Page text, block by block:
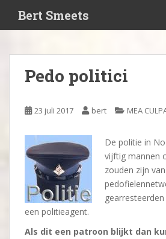
i
Bert Smeets
Pedo politici
23 juli 2017 bert MEA
De politie in
vijftig mannen
zouden zijn
een politieagent.
Als dit een patroon blijkt dan